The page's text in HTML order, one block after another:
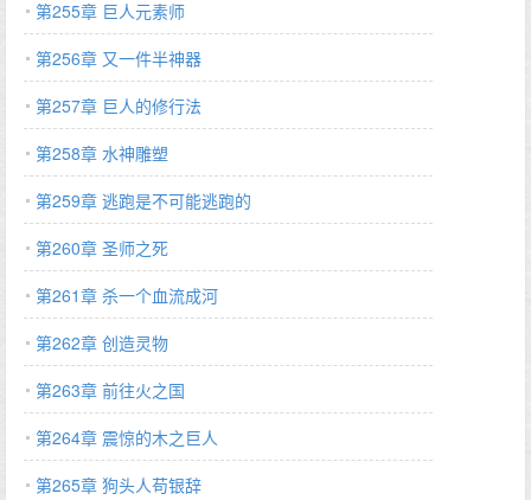
第255章 巨人元素师
第256章 又一件半神器
第257章 巨人的修行法
第258章 水神雕塑
第259章 逃跑是不可能逃跑的
第260章 圣师之死
第261章 杀一个血流成河
第262章 创造灵物
第263章 前往火之国
第264章 震惊的木之巨人
第265章 狗头人苟银辞